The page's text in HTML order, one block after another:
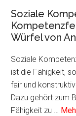
als
im
Soft
Skills
Würfel
von
Soziale
Würfel von
Soziale
ist die Fähigkeit,
fair und
Dazu gehört zum
Fähigkeit zu …